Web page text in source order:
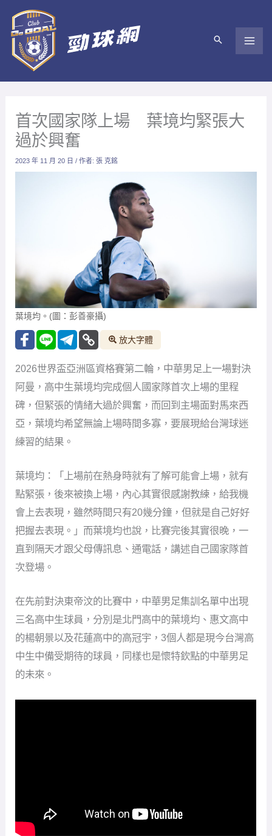
內
首次國家隊上場 葉境均緊張大
過於興奮
2023 年 11 月 20 日/ 作者:張 克銘
葉境均。(圖：彭善豪攝)
放大字體
2026世界盃亞洲區資格賽第二輪，中華男足上一場對決
阿曼，高中生葉境均完成個人國家隊首次上場的里程
碑，但緊張的情緒大過於興奮，而回到主場面對馬來西
亞，葉境均希望無論上場時間多寡，要展現給台灣球迷
練習的結果。
葉境均：「上場前在熱身時就有了解可能會上場，就有
點緊張，後來被換上場，內心其實很感謝教練，給我機
會上去表現，雖然時間只有20幾分鐘，但就是自己好好
把握去表現。」而葉境均也說，比賽完後其實很晚，一
直到隔天才跟父母傳訊息、通電話，講述自己國家隊首
次登場。
在先前對決東帝汶的比賽中，中華男足集訓名單中出現
三名高中生球員，分別是北門高中的葉境均、惠文高中
的楊朝景以及花蓮高中的高冠宇，3個人都是現今台灣高
中生中備受期待的球員，同樣也是懷特欽點的中華男足
的未來。